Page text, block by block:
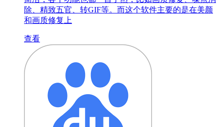
除、精致五官、转GIF等。而这个软件主要的是在美颜
和画质修复上
查看